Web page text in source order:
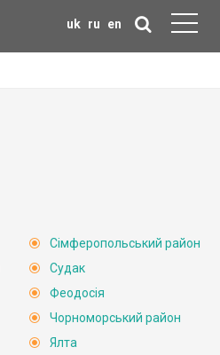
uk ru en
Сімферопольський район
Судак
Феодосія
Чорноморський район
Ялта